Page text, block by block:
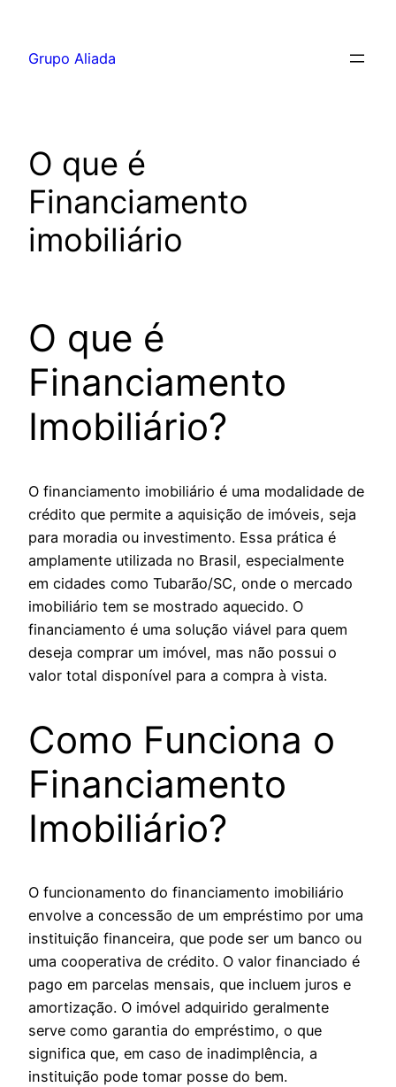
Grupo Aliada
O que é
Financiamento
imobiliário
O que é
Financiamento
Imobiliário?
O financiamento imobiliário é uma modalidade de
crédito que permite a aquisição de imóveis, seja
para moradia ou investimento. Essa prática é
amplamente utilizada no Brasil, especialmente
em cidades como Tubarão/SC, onde o mercado
imobiliário tem se mostrado aquecido. O
financiamento é uma solução viável para quem
deseja comprar um imóvel, mas não possui o
valor total disponível para a compra à vista.
Como Funciona o
Financiamento
Imobiliário?
O funcionamento do financiamento imobiliário
envolve a concessão de um empréstimo por uma
instituição financeira, que pode ser um banco ou
uma cooperativa de crédito. O valor financiado é
pago em parcelas mensais, que incluem juros e
amortização. O imóvel adquirido geralmente
serve como garantia do empréstimo, o que
significa que, em caso de inadimplência, a
instituição pode tomar posse do bem.